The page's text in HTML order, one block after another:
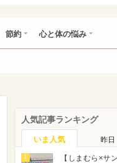
節約 心と体の悩み
人気記事ランキング
いま人気 昨日
1
【しまむら×サ